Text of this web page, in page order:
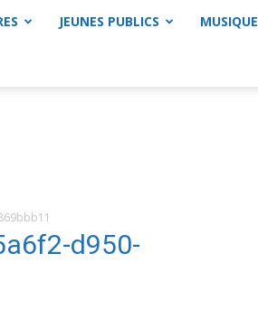
JEUNES PUBLICS MUSIQUE
d950-